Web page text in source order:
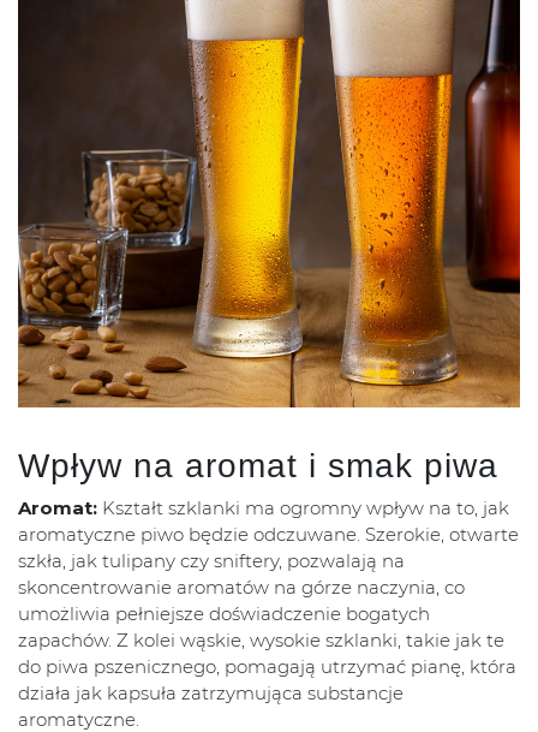
Wpływ na aromat i smak piwa
Aromat: Kształt szklanki ma ogromny wpływ na to, jak
aromatyczne piwo będzie odczuwane. Szerokie, otwarte
szkła, jak tulipany czy sniftery, pozwalają na
skoncentrowanie aromatów na górze naczynia, co
umożliwia pełniejsze doświadczenie bogatych
zapachów. Z kolei wąskie, wysokie szklanki, takie jak te
do piwa pszenicznego, pomagają utrzymać pianę, która
działa jak kapsuła zatrzymująca substancje
aromatyczne.